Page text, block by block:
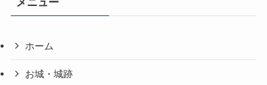
ホーム
お城・城跡